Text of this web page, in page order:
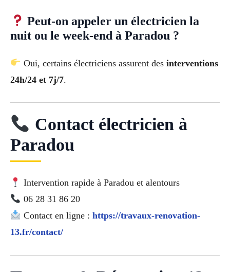
Peut-on appeler un électricien la
nuit ou le week-end à Paradou ?
Oui, certains électriciens assurent des interventions
24h/24 et 7j/7.
Contact électricien à
Paradou
Intervention rapide à Paradou et alentours
06 28 31 86 20
Contact en ligne : https://travaux-renovation-
13.fr/contact/